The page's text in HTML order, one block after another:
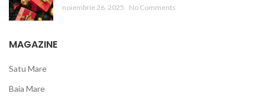
noiembrie 26, 2025 No Comments
MAGAZINE
Satu Mare
Baia Mare